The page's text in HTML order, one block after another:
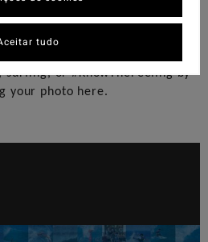
or #KnowTheFeeling by
your photo here.
tudo